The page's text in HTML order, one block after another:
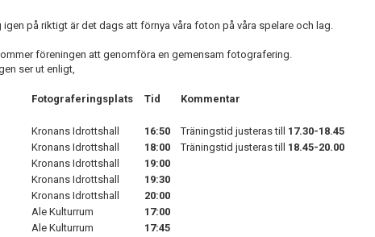
igen på riktigt är det dags att förnya våra foton på våra spelare och lag.
föreningen att genomföra en gemensam fotografering.
ser ut enligt,
Fotograferingsplats Tid Kommentar
Kronans Idrottshall 16:50 Träningstid justeras till 17.30-18.45
Kronans Idrottshall 18:00 Träningstid justeras till 18.45-20.00
Kronans Idrottshall
19:00
Kronans Idrottshall
19:30
Kronans Idrottshall
20:00
Ale Kulturrum
17:00
Ale Kulturrum
17:45